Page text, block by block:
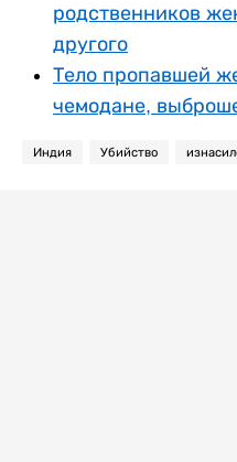
родственников
другого
Тело пропавшей
чемодане,
Индия Убийство